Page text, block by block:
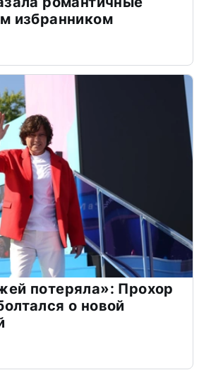
избранником
потеряла»: Прохор
о новой